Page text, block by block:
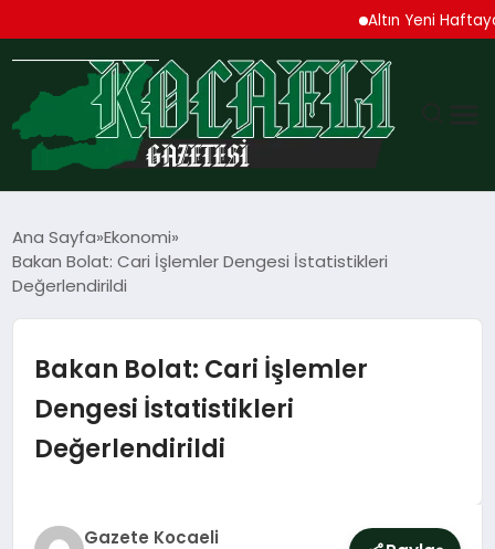
Altın Yeni Haftaya
TEKNOLOJI
MAGAZIN
Ana Sayfa Ekonomi
Bakan Bolat: Cari İşlemler Dengesi İstatistikleri
Değerlendirildi
Bakan Bolat: Cari İşlemler
Dengesi İstatistikleri
Değerlendirildi
Gazete Kocaeli